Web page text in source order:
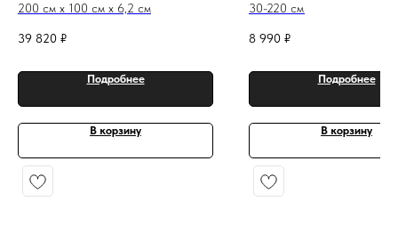
200 см х 100 см х 6,2 см
39 820 ₽
Подробнее
В корзину
Сильвер
30-220 см
8 990 ₽
Подробнее
В корзину